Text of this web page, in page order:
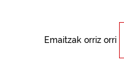
Emaitzak orriz orri